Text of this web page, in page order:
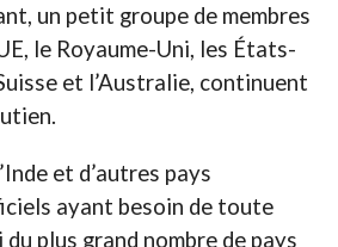
un petit groupe de membres
le Royaume-Uni, les États-
et l’Australie, continuent
et d’autres pays
ayant besoin de toute
du plus grand nombre de pays